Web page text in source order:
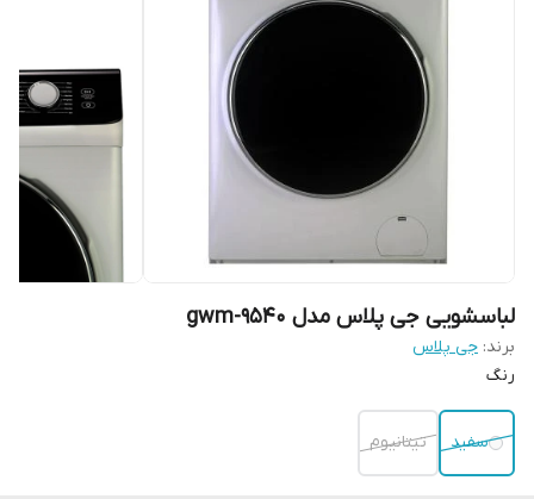
لباسشویی جی پلاس مدل gwm-9540
برند: جی پلاس
رنگ
سفید تیتانیوم